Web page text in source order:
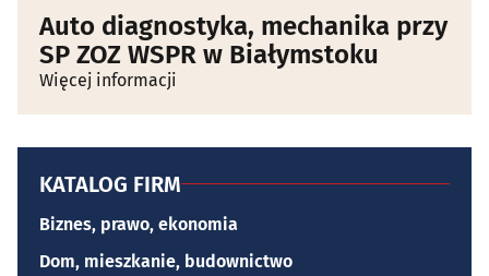
Auto diagnostyka, mechanika przy
SP ZOZ WSPR w Białymstoku
Więcej informacji
KATALOG FIRM
Biznes, prawo, ekonomia
Dom, mieszkanie, budownictwo